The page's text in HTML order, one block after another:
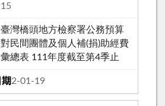
15
臺灣橋頭地方檢察署公務預算
對民間團體及個人補(捐)助經費
彙總表 111年度截至第4季止
112-01-19